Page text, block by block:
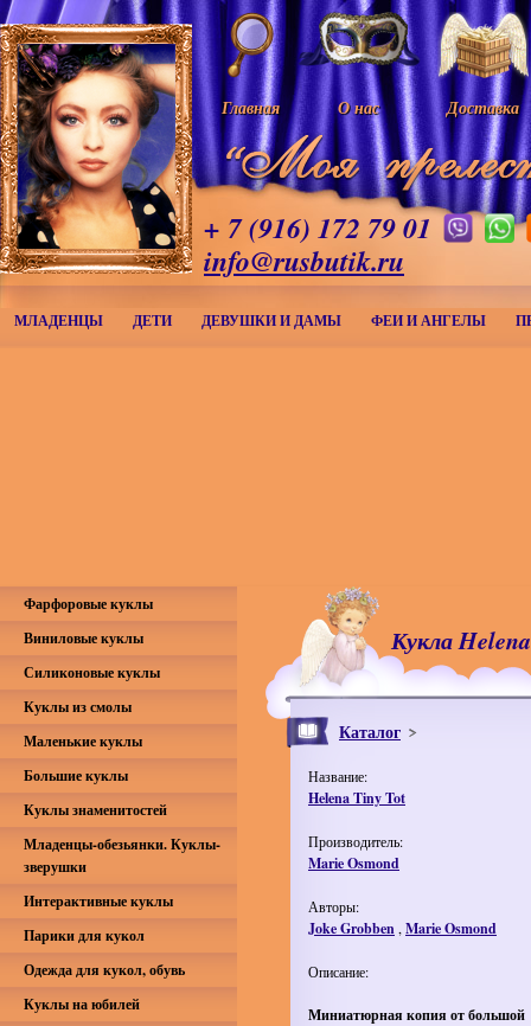
Главная О нас Доставка
+ 7 (916) 172 79 01
info@rusbutik.ru
МЛАДЕНЦЫ ДЕТИ ДЕВУШКИ И ДАМЫ ФЕИ И АНГЕЛЫ
Кукла
Каталог
Название:
Helena Tiny Tot
Производитель:
Marie Osmond
Авторы:
Joke Grobben , Marie Osmond
Описание:
Миниатюрная копия от большой
Фарфоровые куклы
Виниловые куклы
Силиконовые куклы
Куклы из смолы
Маленькие куклы
Большие куклы
Куклы знаменитостей
Младенцы-обезьянки. Куклы-
зверушки
Интерактивные куклы
Парики для кукол
Одежда для кукол, обувь
Куклы на юбилей